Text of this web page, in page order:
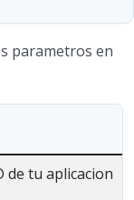
parametros en
de tu aplicacion